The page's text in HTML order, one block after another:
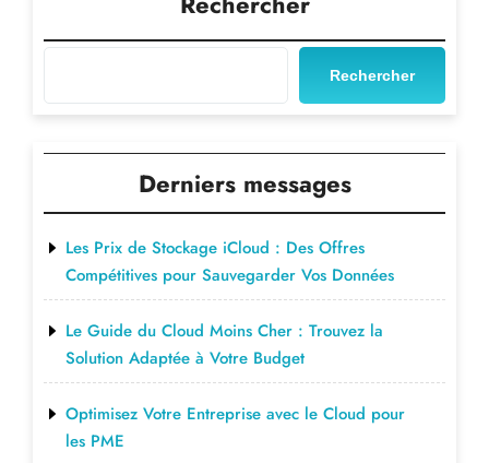
Rechercher
Derniers messages
Les Prix de Stockage iCloud : Des Offres
Compétitives pour Sauvegarder Vos Données
Le Guide du Cloud Moins Cher : Trouvez la
Solution Adaptée à Votre Budget
Optimisez Votre Entreprise avec le Cloud pour
les PME